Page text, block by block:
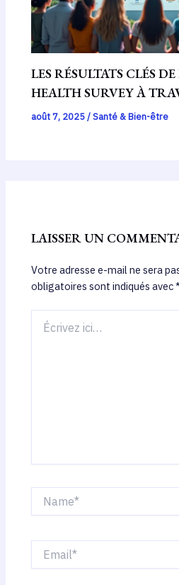
LES RÉSULTATS CLÉS
HEALTH SURVEY À
août 7, 2025/Santé & Bien-être
LAISSER UN
Votre adresse e-mail ne sera
obligatoires sont indiqués avec
ici…